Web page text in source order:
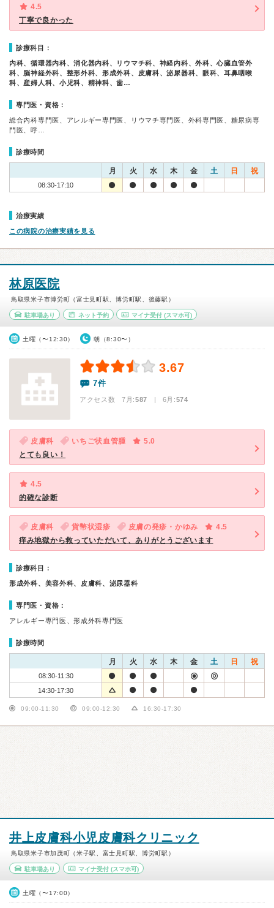
4.5
丁寧で良かった
診療科目：
内科、循環器内科、消化器内科、リウマチ科、神経内科、外科、心臓血管外
科、脳神経外科、整形外科、形成外科、皮膚科、泌尿器科、眼科、耳鼻咽喉
科、産婦人科、小児科、精神科、歯…
専門医・資格：
総合内科専門医、アレルギー専門医、リウマチ専門医、外科専門医、糖尿病専
門医、呼…
診療時間
月 火 水 木 金 土 日 祝
08:30-17:10
治療実績
この病院の治療実績を見る
林原医院
鳥取県米子市博労町（富士見町駅、博労町駅、後藤駅）
駐車場あり ネット予約 マイナ受付 (スマホ可)
土曜（〜12:30） 朝（8:30〜）
3.67
7件
アクセス数 7月:587 | 6月:574
皮膚科 いちご状血管腫
5.0
とても良い！
4.5
的確な診断
皮膚科 貨幣状湿疹 皮膚の発疹・かゆみ
4.5
痒み地獄から救っていただいて、ありがとうございます
診療科目：
形成外科、美容外科、皮膚科、泌尿器科
専門医・資格：
アレルギー専門医、形成外科専門医
診療時間
月 火 水 木 金 土 日 祝
08:30-11:30
14:30-17:30
09:00-11:30 09:00-12:30 16:30-17:30
井上皮膚科小児皮膚科クリニック
鳥取県米子市加茂町（米子駅、富士見町駅、博労町駅）
駐車場あり マイナ受付(スマホ可)
土曜（〜17:00）